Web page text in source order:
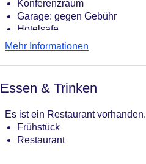
Konferenzraum
Garage: gegen Gebühr
Hotelsafe
WLAN/WiFi im Hotel
Minimarkt
Haustiere: gegen Gebühr
Sonnenterrasse
Gesamtanzahl der
Gesamtanzahl der Zimmer:
Mehr Informationen
Essen & Trinken
Es ist ein Restaurant
Frühstück
Restaurant